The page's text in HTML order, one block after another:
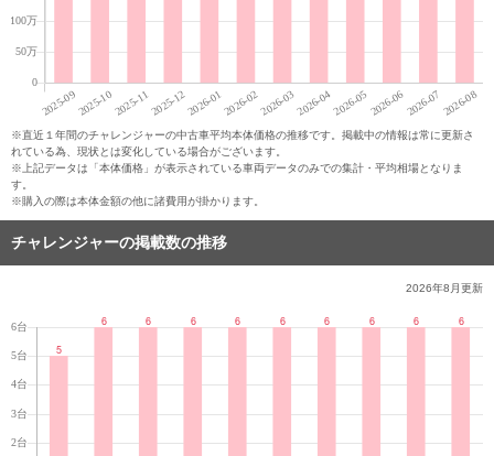
※直近１年間のチャレンジャーの中古車平均本体価格の推移です。掲載中の情報は常に更新さ
れている為、現状とは変化している場合がございます。
※上記データは「本体価格」が表示されている車両データのみでの集計・平均相場となりま
す。
※購入の際は本体金額の他に諸費用が掛かります。
チャレンジャーの掲載数の推移
2026年8月更新